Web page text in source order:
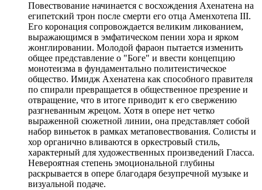
Повествование начинается с восхождения Ахенатена на
египетский трон после смерти его отца Аменхотепа III.
Его коронация сопровождается великим ликованием,
выражающимся в эмфатическом пении хора и ярком
жонглировании. Молодой фараон пытается изменить
общее представление о "Боге" и ввести концепцию
монотеизма в фундаментально политеистическое
общество. Имидж Ахенатена как способного правителя
по спирали превращается в общественное презрение и
отвращение, что в итоге приводит к его свержению
разгневанным жрецом. Хотя в опере нет четко
выраженной сюжетной линии, она представляет собой
набор виньеток в рамках метаповествования. Солисты и
хор органично вливаются в оркестровый стиль,
характерный для художественных произведений Гласса.
Невероятная степень эмоциональной глубины
раскрывается в опере благодаря безупречной музыке и
визуальной подаче.